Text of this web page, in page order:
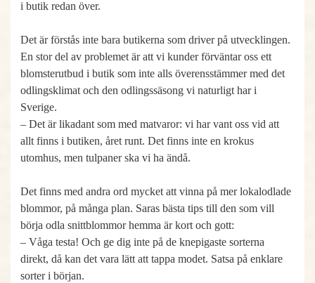
i butik redan över.
Det är förstås inte bara butikerna som driver på utvecklingen.
En stor del av problemet är att vi kunder förväntar oss ett
blomsterutbud i butik som inte alls överensstämmer med det
odlingsklimat och den odlingssäsong vi naturligt har i
Sverige.
– Det är likadant som med matvaror: vi har vant oss vid att
allt finns i butiken, året runt. Det finns inte en krokus
utomhus, men tulpaner ska vi ha ändå.
Det finns med andra ord mycket att vinna på mer lokalodlade
blommor, på många plan. Saras bästa tips till den som vill
börja odla snittblommor hemma är kort och gott:
– Våga testa! Och ge dig inte på de knepigaste sorterna
direkt, då kan det vara lätt att tappa modet. Satsa på enklare
sorter i början.